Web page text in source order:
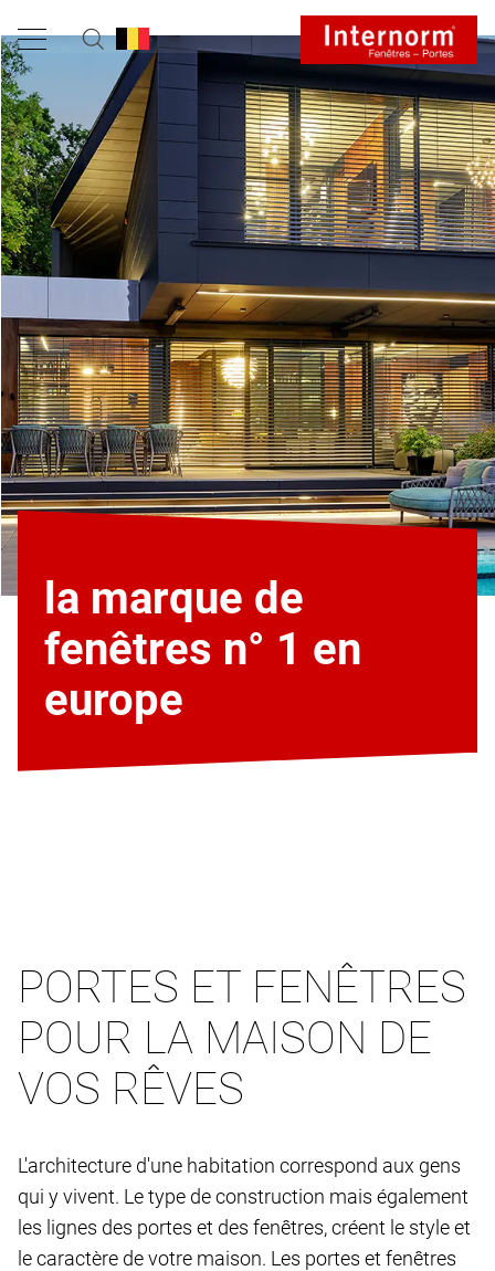
la marque de
fenêtres n° 1 en
europe
PORTES ET FENÊTRES
POUR LA MAISON DE
VOS RÊVES
L'architecture d'une habitation correspond aux gens
qui y vivent. Le type de construction mais également
les lignes des portes et des fenêtres, créent le style et
le caractère de votre maison. Les portes et fenêtres